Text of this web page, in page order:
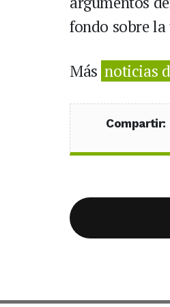
fondo sobre
Más noticias
Compartir: